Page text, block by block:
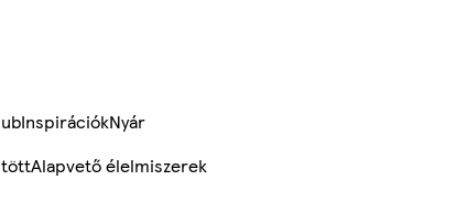
InspirációkNyár
Alapvető élelmiszerek